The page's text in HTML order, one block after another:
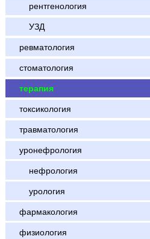
рентгенология
УЗД
ревматология
стоматология
терапия
токсикология
травматология
уронефрология
нефрология
урология
фармакология
физиология